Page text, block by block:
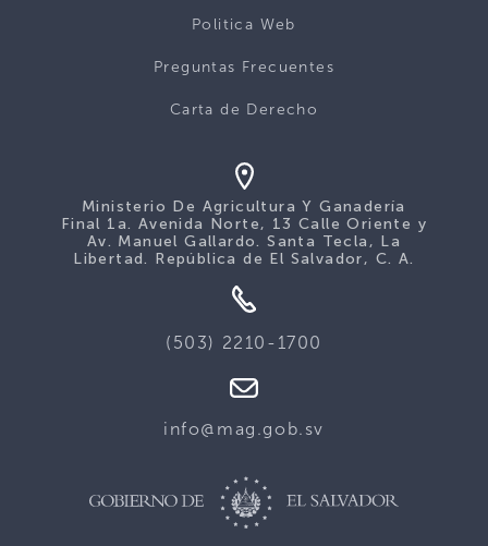
Politica Web
Preguntas Frecuentes
Carta de Derecho
Ministerio De Agricultura Y Ganadería
Final 1a. Avenida Norte, 13 Calle Oriente y
Av. Manuel Gallardo. Santa Tecla, La
Libertad. República de El Salvador, C. A.
(503) 2210-1700
info@mag.gob.sv